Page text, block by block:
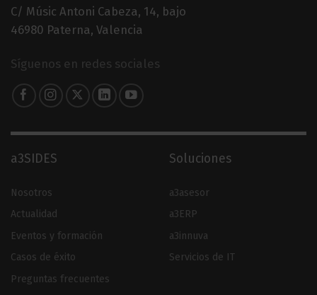
C/ Músic Antoni Cabeza, 14, bajo
46980 Paterna, Valencia
Síguenos en redes sociales
a3SIDES
Nosotros
Actualidad
Eventos y formación
Casos de éxito
Preguntas frecuentes
Soluciones
a3asesor
a3ERP
a3innuva
Servicios de IT